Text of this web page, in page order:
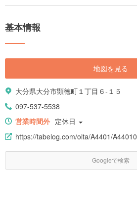
基本情報
地図を見る
大分県大分市顕徳町１丁目６-１５
097-537-5538
営業時間外 定休日
https://tabelog.com/oita/A4401/
Googleで検索